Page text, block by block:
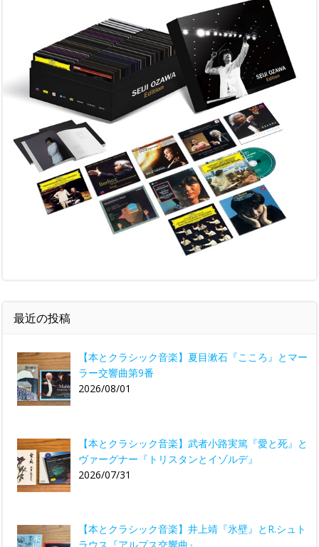
最近の投稿
【本とクラシック音楽】夏目漱石『こころ』とマー
ラー交響曲第9番
2026/08/01
【本とクラシック音楽】武者小路実篤『愛と死』と
ヴァーグナー『トリスタンとイゾルデ』
2026/07/31
【本とクラシック音楽】井上靖『氷壁』とR.シュト